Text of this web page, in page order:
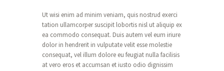
Ut wisi enim ad minim veniam, quis nostrud exerci
tation ullamcorper suscipit lobortis nisl ut aliquip ex
ea commodo consequat. Duis autem vel eum iriure
dolor in hendrerit in vulputate velit esse molestie
consequat, vel illum dolore eu feugiat nulla facilisis
at vero eros et accumsan et iusto odio dignissim